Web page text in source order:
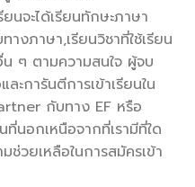
นจะได้เรียนทักษะภาษา
งภาษา,เรียนวิชาที่ใช้เรียน
น ๆ ตามความสนใจ ผู้จบ
ะการันตีการเข้าเรียนใน
กับทาง EF หรือ
ที่นอกเหนือจากที่เรามีที่ใด
ช่วยเหลือในการสมัครเข้า